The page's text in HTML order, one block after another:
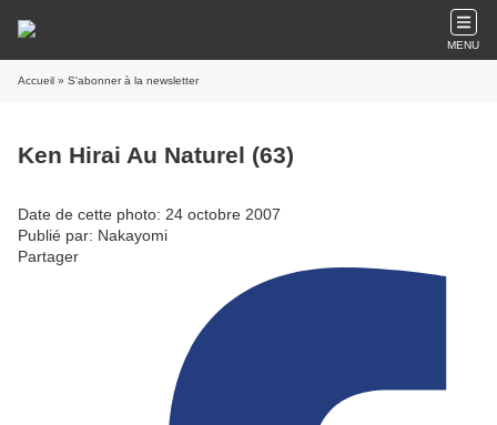
MENU
Accueil » S'abonner à la newsletter
Ken Hirai Au Naturel (63)
Date de cette photo: 24 octobre 2007
Publié par: Nakayomi
Partager